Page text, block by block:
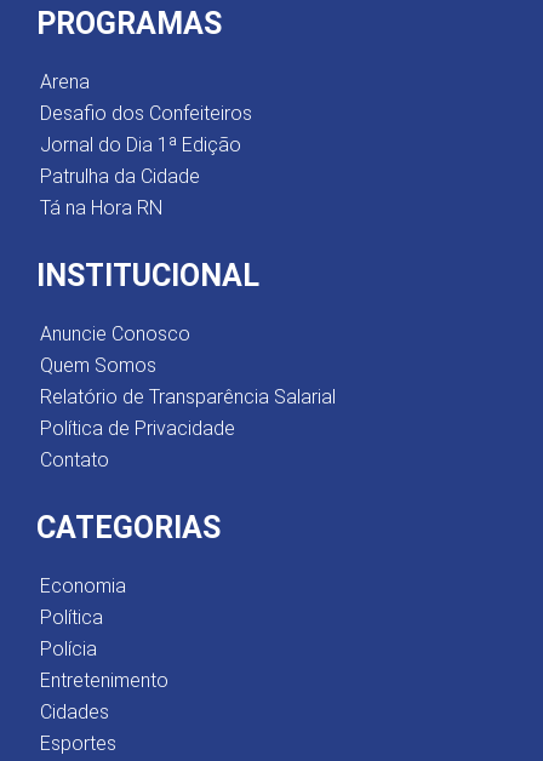
PROGRAMAS
Arena
Desafio dos Confeiteiros
Jornal do Dia 1ª Edição
Patrulha da Cidade
Tá na Hora RN
INSTITUCIONAL
Anuncie Conosco
Quem Somos
Relatório de Transparência Salarial
Política de Privacidade
Contato
CATEGORIAS
Economia
Política
Polícia
Entretenimento
Cidades
Esportes